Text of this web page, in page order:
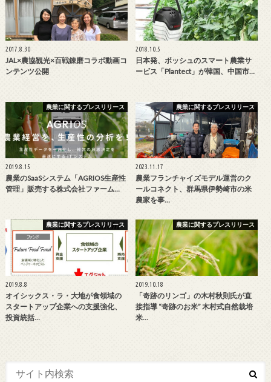
2017.8.30
JAL×農協観光×百戦錬磨コラボ動画コ
ンテンツ公開
2018.10.5
日本発、ボッシュのスマート農業サ
ービス「Plantect」が韓国、中国市…
農業に関するプレスリリース
2019.8.15
農業のSaaSシステム「AGRIOS生産性
管理」販売する株式会社ファーム…
農業に関するプレスリリース
2023.11.17
農業フランチャイズモデル運営のク
ールコネクト、群馬県伊勢崎市の米
農家を事…
農業に関するプレスリリース
2019.8.8
オイシックス・ラ・大地が食領域の
スタートアップ企業への支援強化、
投資統括…
農業に関するプレスリリース
2019.10.18
「奇跡のリンゴ」の木村秋則氏が直
接指導 “奇跡のお米” 木村式自然栽培
米…